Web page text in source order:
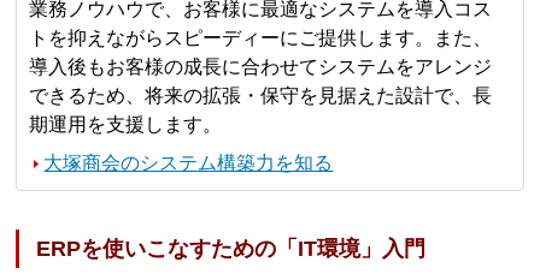
業務ノウハウで、お客様に最適なシステムを導入コス
トを抑えながらスピーディーにご提供します。また、
導入後もお客様の成長に合わせてシステムをアレンジ
できるため、将来の拡張・保守を見据えた設計で、長
期運用を支援します。
大塚商会のシステム構築力を知る
ERPを使いこなすための「IT環境」入門